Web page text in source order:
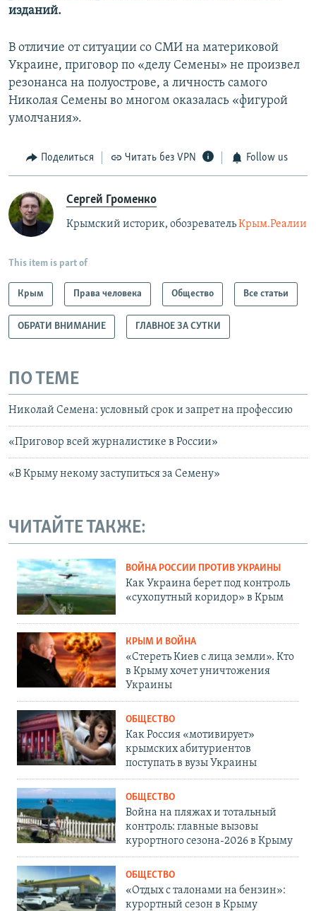
изданий.
В отличие от ситуации со СМИ на материковой
Украине, приговор по «делу Семены» не произвел
резонанса на полуострове, а личность самого
Николая Семены во многом оказалась «фигурой
умолчания».
Поделиться Читать без VPN Follow us
Сергей Громенко
Крымский историк, обозревательКрым.Реалии
This item is part of
Крым Права человека Общество Все статьи
ОБРАТИ ВНИМАНИЕ ГЛАВНОЕ ЗА СУТКИ
ПО ТЕМЕ
Николай Семена: условный срок и запрет на профессию
«Приговор всей журналистике в России»
«В Крыму некому заступиться за Семену»
ЧИТАЙТЕ ТАКЖЕ:
ВОЙНА РОССИИ ПРОТИВ УКРАИНЫ
Как Украина берет под контроль
«сухопутный коридор» в Крым
КРЫМ И ВОЙНА
«Стереть Киев с лица земли». Кто
в Крыму хочет уничтожения
Украины
ОБЩЕСТВО
Как Россия «мотивирует»
крымских абитуриентов
поступать в вузы Украины
ОБЩЕСТВО
Война на пляжах и тотальный
контроль: главные вызовы
курортного сезона-2026 в Крыму
ОБЩЕСТВО
«Отдых с талонами на бензин»:
курортный сезон в Крыму